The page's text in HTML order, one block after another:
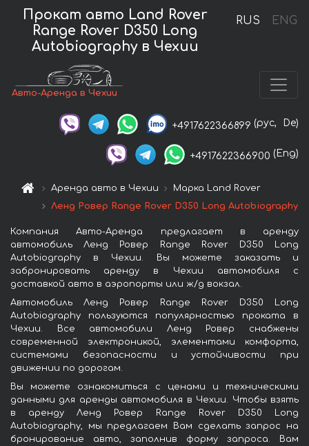
RUS ENG
Прокат авто Land Rover
Range Rover D350 Long
Autobiography в Чехии
Авто-Аренда в Чехии
+4917622366899 (рус, De)
+4917622366900 (Eng)
Аренда авто в Чехии
Марка Land Rover
Ленд Ровер Range Rover D350 Long Autobiography
Компания Авто-Аренда предлагает в аренду
автомобиль Ленд Ровер Range Rover D350 Long
Autobiography в Чехии. Вы можете заказать и
забронировать аренду в Чехии автомобиля с
доставкой авто в аэропорты или ж/д вокзал.
Автомобиль Ленд Ровер Range Rover D350 Long
Autobiography пользуются популярностью проката в
Чехии. Все автомобили Ленд Ровер снабжены
современной электроникой, элементами комфорта,
системами безопасности и устойчивости при
движении по дорогам.
Вы можете ознакомиться с ценами и техническими
данными для аренды автомобиля в Чехии. Чтобы взять
в аренду Ленд Ровер Range Rover D350 Long
Autobiography, мы предлагаем Вам сделать запрос на
бронирование авто, заполнив форму запроса. Вам